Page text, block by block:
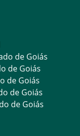
de Goiás
de Goiás
de Goiás
de Goiás
de Goiás